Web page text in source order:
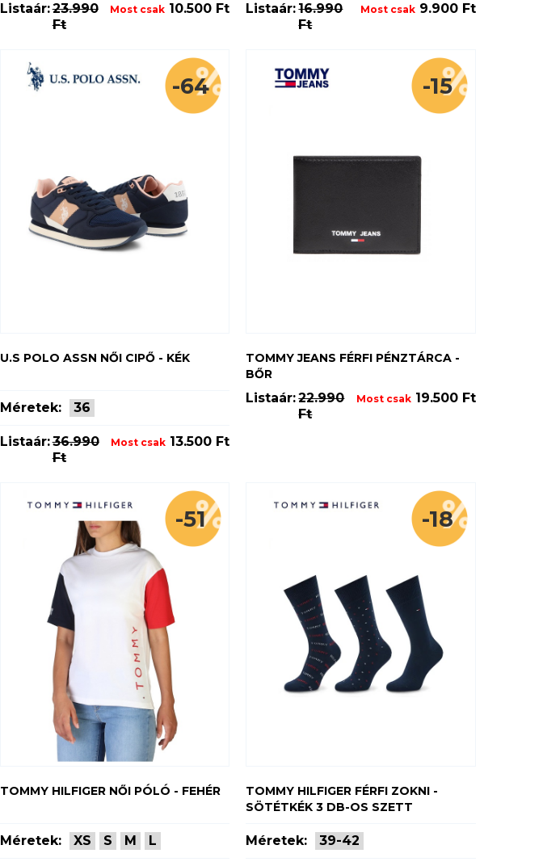
Listaár:23.990
Ft
Most csak 10.500 Ft Listaár:16.990
Ft
Most csak 9.900 Ft
-64
U.S POLO ASSN NŐI CIPŐ - KÉK
Méretek: 36
Listaár:36.990
Ft
Most csak 13.500 Ft
-15
TOMMY JEANS FÉRFI PÉNZTÁRCA -
BŐR
Listaár:22.990
Ft
Most csak 19.500 Ft
-51
TOMMY HILFIGER NŐI PÓLÓ - FEHÉR
Méretek: XS S M L
-18
TOMMY HILFIGER FÉRFI ZOKNI -
SÖTÉTKÉK 3 DB-OS SZETT
Méretek: 39-42